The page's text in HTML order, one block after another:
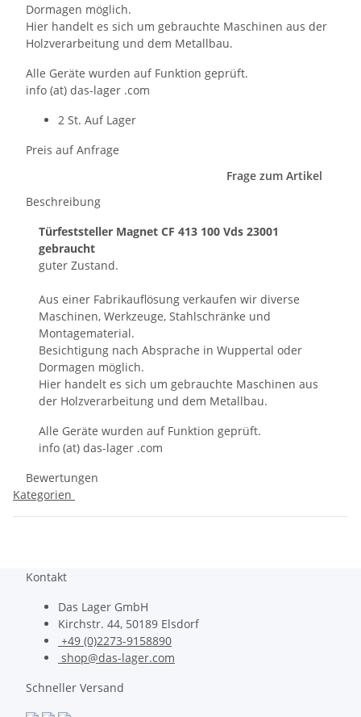
Dormagen möglich.
Hier handelt es sich um gebrauchte Maschinen aus der
Holzverarbeitung und dem Metallbau.
Alle Geräte wurden auf Funktion geprüft.
info (at) das-lager .com
2 St. Auf Lager
Preis auf Anfrage
Frage zum Artikel
Beschreibung
Türfeststeller Magnet CF 413 100 Vds 23001
gebraucht
guter Zustand.
Aus einer Fabrikauflösung verkaufen wir diverse
Maschinen, Werkzeuge, Stahlschränke und
Montagematerial.
Besichtigung nach Absprache in Wuppertal oder
Dormagen möglich.
Hier handelt es sich um gebrauchte Maschinen aus
der Holzverarbeitung und dem Metallbau.
Alle Geräte wurden auf Funktion geprüft.
info (at) das-lager .com
Bewertungen
Kategorien
Kontakt
Das Lager GmbH
Kirchstr. 44, 50189 Elsdorf
+49 (0)2273-9158890
shop@das-lager.com
Schneller Versand